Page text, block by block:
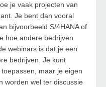
je vaak projecten van
Je bent dan vooral
bijvoorbeeld S/4HANA of
hoe andere bedrijven
webinars is dat je een
bedrijven. Je kunt
maar je eigen
worden wel ter discussie